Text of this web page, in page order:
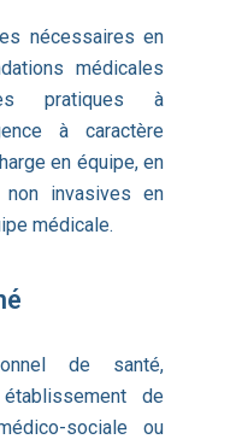
nécessaires en
médicales
pratiques à
à caractère
en équipe, en
invasives en
médicale.
de santé,
de
sociale ou